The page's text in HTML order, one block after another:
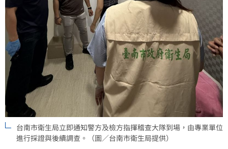
台南市衛生局立即通知警方及檢方指揮稽查大隊到場，由專業單位
進行採證與後續調查。（圖／台南市衛生局提供）